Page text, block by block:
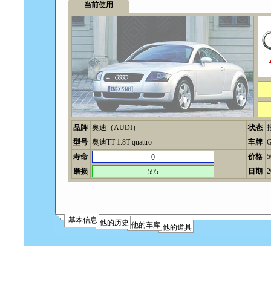
当前使用
品牌 奥迪（AUDI） 状态
型号 奥迪TT 1.8T quattro 车牌
寿命
0 价格
磨损
595 日期
基本信息 他的历史 他的车库 他的道具